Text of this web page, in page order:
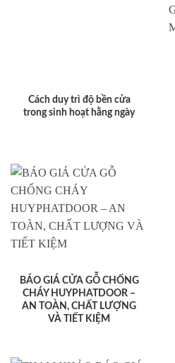
Cách duy trì độ bền cửa
trong sinh hoạt hằng ngày
BÁO GIÁ CỬA GỖ CHỐNG
CHÁY HUYPHATDOOR –
AN TOÀN, CHẤT LƯỢNG
VÀ TIẾT KIỆM